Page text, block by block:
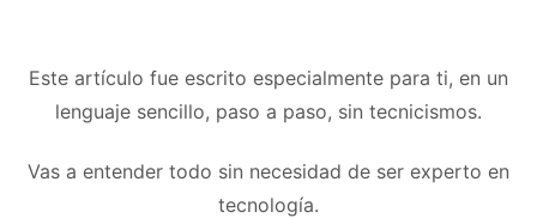
Este artículo fue escrito especialmente para ti, en un
lenguaje sencillo, paso a paso, sin tecnicismos.
Vas a entender todo sin necesidad de ser experto en
tecnología.